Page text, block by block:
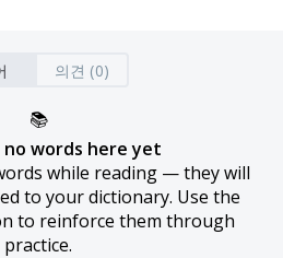
의견 (0)
📚
words here yet
while reading — they will
to your dictionary. Use the
to reinforce them through
practice.